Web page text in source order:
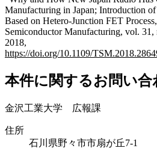
Manufacturing in Japan; Introduction
Based on Hetero-Junction FET
Semiconductor Manufacturing, vol.
2018,
https://doi.org/10.1109/
本件に関するお問い合
金沢工業大学 広報課
住所
石川県野々市市扇が丘7-1